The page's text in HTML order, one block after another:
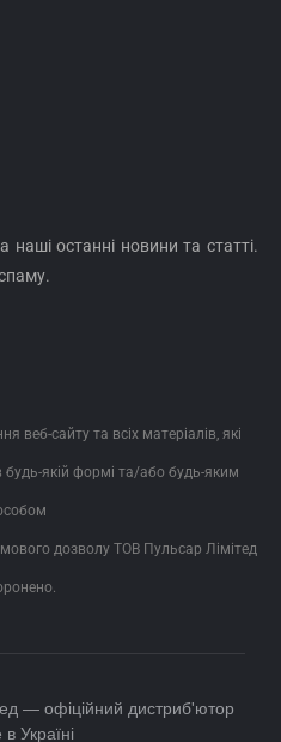
наші останні новини та статті.
веб-сайту та всіх матеріалів, які
будь-якій формі та/або будь-яким
дозволу ТОВ Пульсар Лімітед
— офіційний дистриб'ютор
Україні